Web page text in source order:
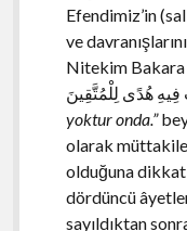
Efendimiz’in
ve
Nitekim Bakara
yoktur onda.”
olarak
olduğuna
dördüncü
sayıldıktan